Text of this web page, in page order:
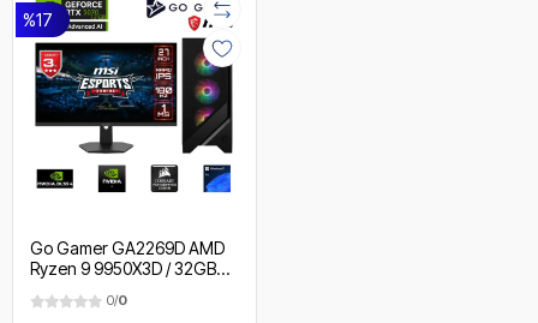
%17
Go Gamer GA2269D AMD
Ryzen 9 9950X3D / 32GB
m.2 SSD / RTX 5070 12GB /
0/0